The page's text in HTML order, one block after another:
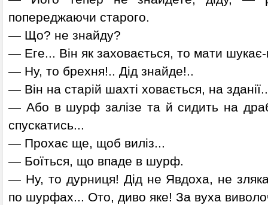
попереджаючи старого.
— Що? не знайду?
— Еге... Він як заховається, то мати
— Ну, то брехня!.. Дід знайде!..
— Він на старій шахті ховається, на
— Або в шурф залізе та й сидить на
спускатись...
— Прохає ще, щоб виліз...
— Боїться, що впаде в шурф.
— Ну, то дурниця! Дід не Явдоха, не
по шурфах... Ото, диво яке! За вуха